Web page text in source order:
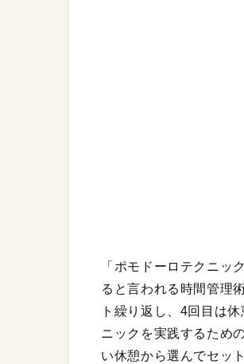
「ポモドーロテクニッ
ると言われる時間管理
ト繰り返し、4回目は
ニックを実践するため
い休憩から選んでセッ